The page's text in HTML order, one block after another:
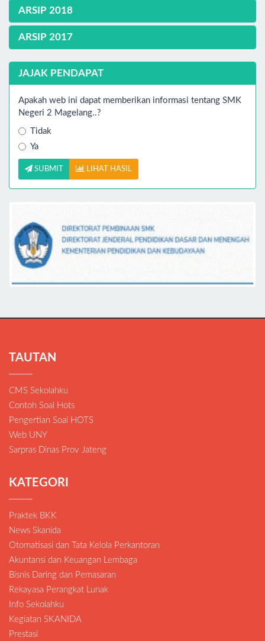
ARSIP 2018
ARSIP 2017
JAJAK PENDAPAT
Apakah web ini dapat memberikan informasi tentang SMK
Negeri 2 Magelang..?
Tidak
Ya
SUBMIT LIHAT HASIL
TAUTAN
CMS Sekolahku
Contoh Soal Hots
Pengertian Soal HOTS
Web UNY
Sarpras Dinas Prov Jateng
KATEGORI
Praktek BKK
News Skanida
Otomatisasi dan Tata Kelola Perkantoran
Akuntansi dan Keuangan Lembaga
Bisnis Daring dan Pemasaran
Rekayasa Perangkat Lunak
Info Sekolahku
Kegiatan SKANIDA
Prestasi